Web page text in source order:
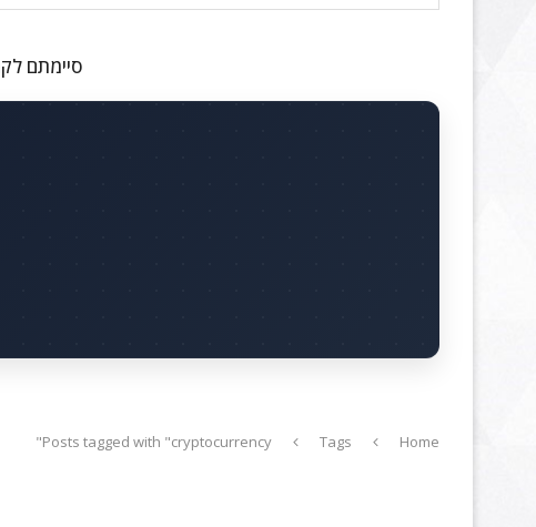
סיימתם
Home
Tags
Posts tagged with "cryptocurrency"